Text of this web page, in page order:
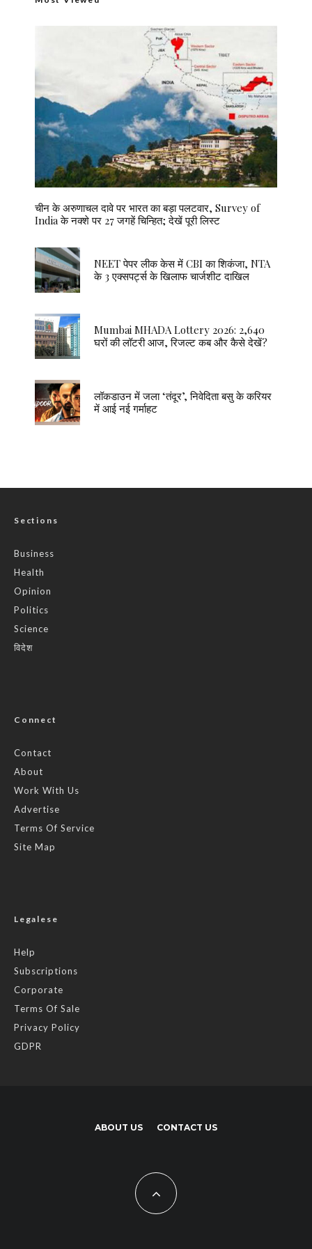
चीन के अरुणाचल दावे पर भारत का बड़ा पलटवार, Survey of
India के नक्शे पर 27 जगहें चिन्हित; देखें पूरी लिस्ट
NEET पेपर लीक केस में CBI का शिकंजा, NTA
के 3 एक्सपर्ट्स के खिलाफ चार्जशीट दाखिल
Mumbai MHADA Lottery 2026: 2,640
घरों की लॉटरी आज, रिजल्ट कब और कैसे देखें?
लॉकडाउन में जला ‘तंदूर’, निवेदिता बसु के करियर
में आई नई गर्माहट
Sections
Business
Health
Opinion
Politics
Science
विदेश
Connect
Contact
About
Work With Us
Advertise
Terms Of Service
Site Map
Legalese
Help
Subscriptions
Corporate
Terms Of Sale
Privacy Policy
GDPR
ABOUT US CONTACT US